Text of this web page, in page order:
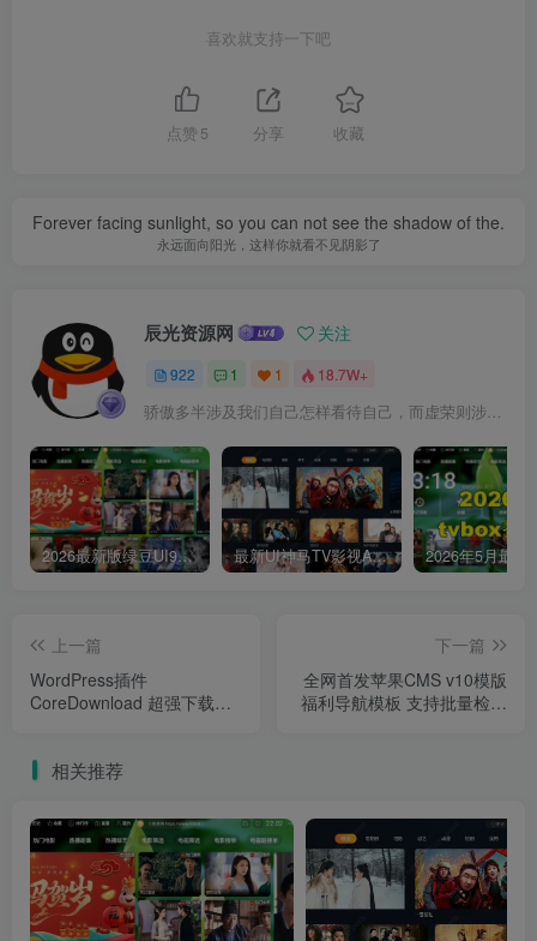
喜欢就支持一下吧
点赞 5 分享 收藏
Forever facing sunlight, so you can not see the shadow of the.
永远面向阳光，这样你就看不见阴影了
辰光资源网 关注
922 1 1 18.7W+
骄傲多半涉及我们自己怎样看待自己，而虚荣则涉及我们想别人怎样看我们
2026最新版绿豆UI9双端影视APP源码 最新UI神马TV影视APP源码 乐檬影视苹果CMS后台 包含前后端源码
上一篇
WordPress插件
CoreDownload 超强下载增
下一篇
全网首发苹果CMS v10模版
福利导航模板 支持批量检测
相关推荐